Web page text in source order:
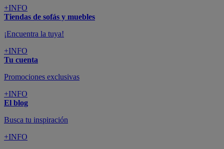
+INFO
Tiendas de sofás y muebles
¡Encuentra la tuya!
+INFO
Tu cuenta
Promociones exclusivas
+INFO
El blog
Busca tu inspiración
+INFO